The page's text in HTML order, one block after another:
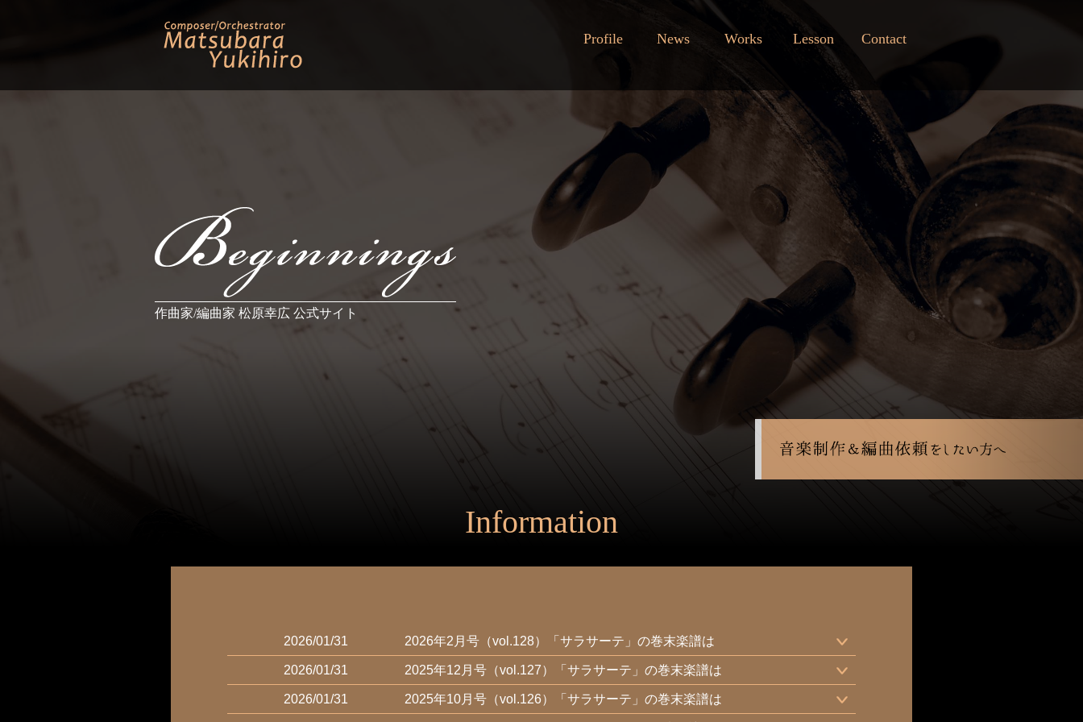
Profile News Works Lesson Contact
作曲家/編曲家 松原幸広 公式サイト
Information
2026/01/31 2026年2月号（vol.128）「サラサーテ」の巻末楽譜は
2026/01/31 2025年12月号（vol.127）「サラサーテ」の巻末楽譜は
2026/01/31 2025年10月号（vol.126）「サラサーテ」の巻末楽譜は